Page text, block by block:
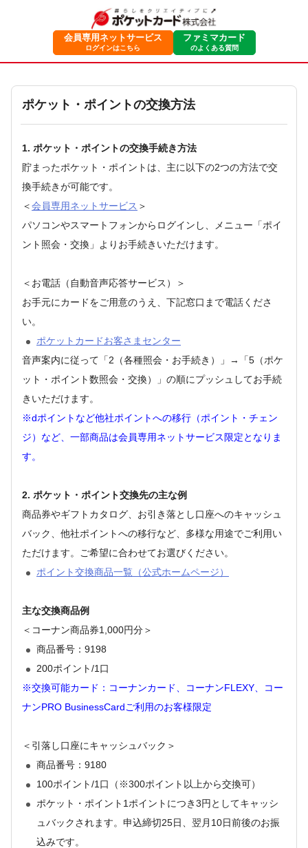
会員専用ネットサービス
ログインはこちら
ファミマカード
のよくある質問
ポケット・ポイントの交換方法
1. ポケット・ポイントの交換手続き方法
貯まったポケット・ポイントは、主に以下の2つの方法で交
換手続きが可能です。
＜会員専用ネットサービス ＞
パソコンやスマートフォンからログインし、メニュー「ポイ
ント照会・交換」よりお手続きいただけます。
＜お電話（自動音声応答サービス）＞
お手元にカードをご用意のうえ、下記窓口まで電話くださ
い。
ポケットカードお客さまセンター
音声案内に従って「2（各種照会・お手続き）」→「5（ポケ
ット・ポイント数照会・交換）」の順にプッシュしてお手続
きいただけます。
※dポイントなど他社ポイントへの移行（ポイント・チェン
ジ）など、一部商品は会員専用ネットサービス限定となりま
す。
2. ポケット・ポイント交換先の主な例
商品券やギフトカタログ、お引き落とし口座へのキャッシュ
バック、他社ポイントへの移行など、多様な用途でご利用い
ただけます。ご希望に合わせてお選びください。
ポイント交換商品一覧（公式ホームページ）
主な交換商品例
＜コーナン商品券1,000円分＞
商品番号：9198
200ポイント/1口
※交換可能カード：コーナンカード、コーナンFLEXY、コー
ナンPRO BusinessCardご利用のお客様限定
＜引落し口座にキャッシュバック＞
商品番号：9180
100ポイント/1口（※300ポイント以上から交換可）
ポケット・ポイント1ポイントにつき3円としてキャッシ
ュバックされます。申込締切25日、翌月10日前後のお振
込みです。